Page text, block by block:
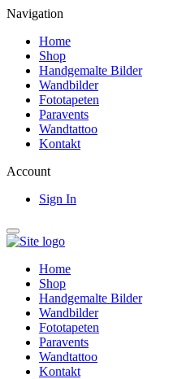
Navigation
Home
Shop
Handgemalte Bilder
Wandbilder
Fototapeten
Paravents
Wandtattoo
Kontakt
Account
Sign In
Home
Shop
Handgemalte Bilder
Wandbilder
Fototapeten
Paravents
Wandtattoo
Kontakt